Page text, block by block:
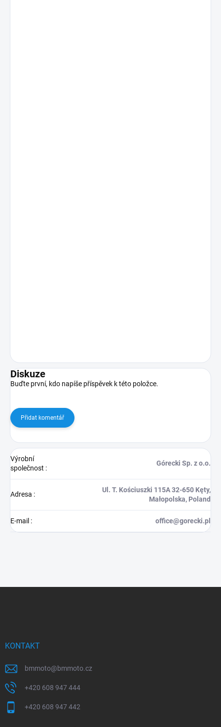
Diskuze
Buďte první, kdo napíše příspěvek k této položce.
Přidat komentář
Výrobní
společnost :
Górecki Sp. z o.o.
Adresa :
Ul. T. Kościuszki 115A 32-650 Kęty,
Małopolska, Poland
E-mail : office@gorecki.pl
KONTAKT
bmmoto@bmmoto.cz
+420 608 947 444
+420 608 947 442